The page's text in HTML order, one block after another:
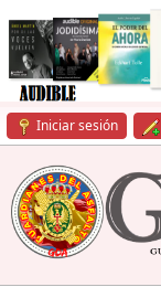
Iniciar sesión